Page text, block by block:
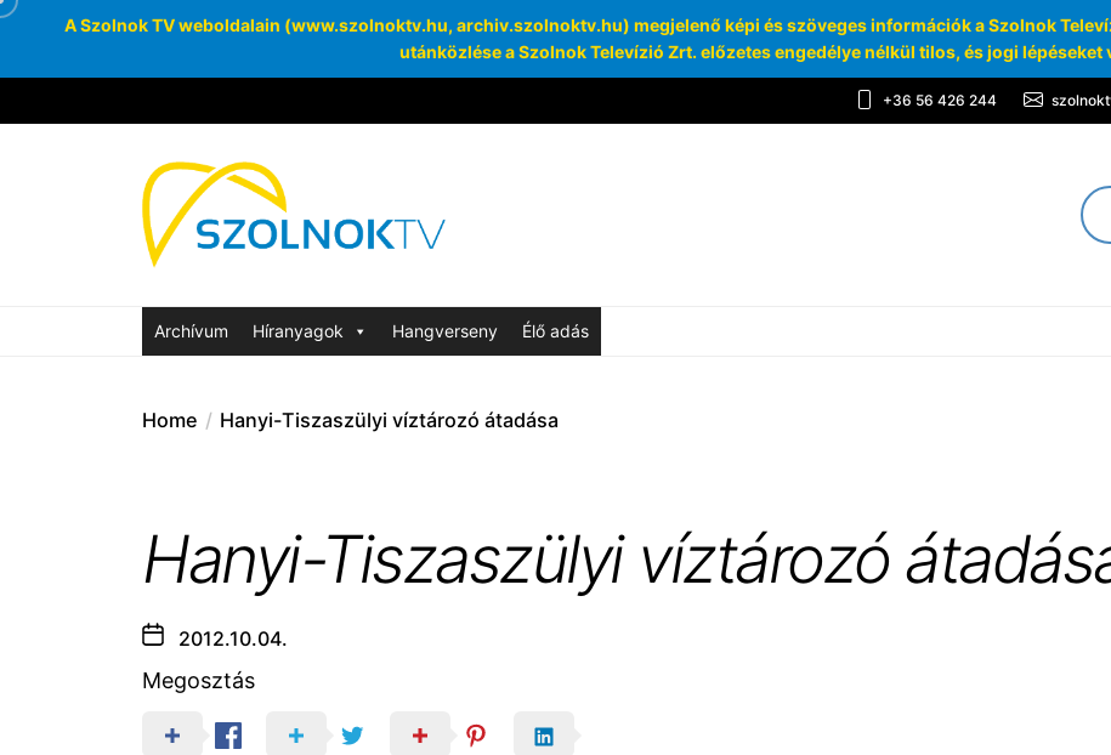
A Szolnok TV weboldalain (www.szolnoktv.hu, archiv.szolnoktv.hu) megjelenő képi és szöveges információk a Szolnok
utánközlése a Szolnok Televízió Zrt. előzetes engedélye nélkül tilos, és jogi lépéseket
to
+36 56 426 244
SzolnokTV Archívum
Archívum Híranyagok Hangverseny Élő adás
Home Hanyi-Tiszaszülyi víztározó átadása
Hanyi-Tiszaszülyi víztározó
2012.10.04.
Megosztás